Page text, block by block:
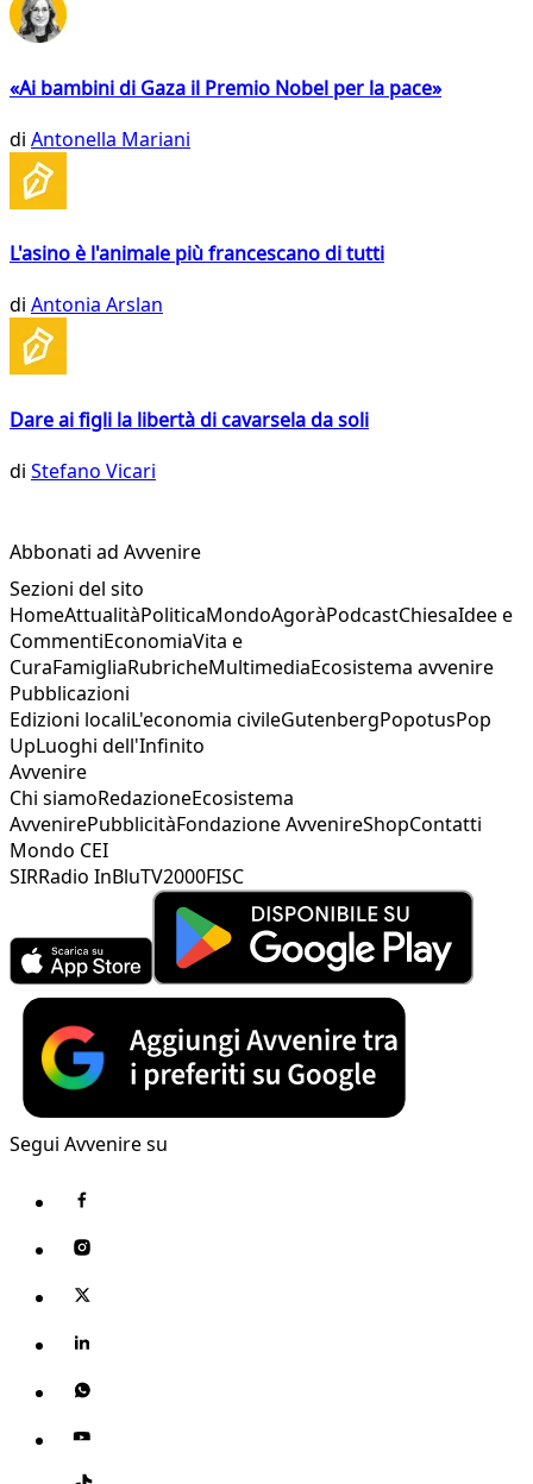
«Ai bambini di Gaza il Premio Nobel per la pace»
di Antonella Mariani
L'asino è l'animale più francescano di tutti
di Antonia Arslan
Dare ai figli la libertà di cavarsela da soli
di Stefano Vicari
Abbonati ad Avvenire
Sezioni del sito
HomeAttualitàPoliticaMondoAgoràPodcastChiesaIdee e
CommentiEconomiaVita e
CuraFamigliaRubricheMultimediaEcosistema avvenire
Pubblicazioni
Edizioni localiL'economia civileGutenbergPopotusPop
UpLuoghi dell'Infinito
Avvenire
Chi siamoRedazioneEcosistema
AvvenirePubblicitàFondazione AvvenireShopContatti
Mondo CEI
SIRRadio InBluTV2000FISC
Segui Avvenire su